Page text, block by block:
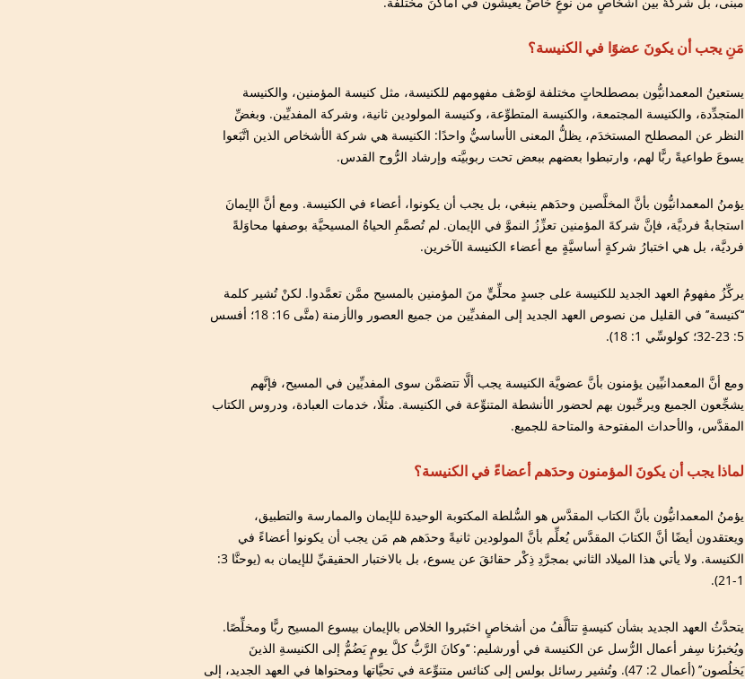
مَنِ يجب أن يكونَ عضوًا في الكنيسة؟
يستعينُ المعمدانيُّون بمصطلحاتٍ مختلفة لوَصْف مفهومهم للكنيسة، مثل كنيسة المؤمنين، والكنيسة
المتجدِّدة، والكنيسة المجتمعة، والكنيسة المتطوِّعة، وكنيسة المولودين ثانية، وشركة المفديِّين. وبغضِّ
النظر عن المصطلح المستخدَم، يظلُّ المعنى الأساسيُّ واحدًا: الكنيسة هي شركة الأشخاص الذين اتَّبَعوا
يسوعَ طواعيةً ربًّا لهم، وارتبطوا بعضهم ببعض تحت ربوبيَّته وإرشاد الرُّوح القدس.
يؤمنُ المعمدانيُّون بأنَّ المخلَّصين وحدَهم ينبغي، بل يجب أن يكونوا، أعضاء في الكنيسة. ومع أنَّ الإيمانَ
استجابةٌ فرديَّة، فإنَّ شركةَ المؤمنين تعزِّزُ النموَّ في الإيمان. لم تُصمَّمِ الحياةُ المسيحيَّة بوصفها محاوَلةً
فرديَّة، بل هي اختبارُ شركةٍ أساسيَّةٍ مع أعضاء الكنيسة الآخرين.
يركِّزُ مفهومُ العهد الجديد للكنيسة على جسدٍ محلِّيٍّ منَ المؤمنين بالمسيح ممَّن تعمَّدوا. لكنْ تُشير كلمة
‘‘كنيسة’’ في القليل من نصوص العهد الجديد إلى المفديِّين من جميع العصور والأزمنة (متَّى 16: 18؛ أفسس
5: 23-32؛ كولوسِّي 1: 18).
ومع أنَّ المعمدانيِّين يؤمنون بأنَّ عضويَّة الكنيسة يجب ألَّا تتضمَّن سوى المفديِّين في المسيح، فإنَّهم
يشجِّعون الجميع ويرحِّبون بهم لحضور الأنشطة المتنوِّعة في الكنيسة. مثلًا، خدمات العبادة، ودروس الكتاب
المقدَّس، والأحداث المفتوحة والمتاحة للجميع.
لماذا يجب أن يكونَ المؤمنون وحدَهم أعضاءً في الكنيسة؟
يؤمنُ المعمدانيُّون بأنَّ الكتاب المقدَّس هو السُّلطة المكتوبة الوحيدة للإيمان والممارسة والتطبيق،
ويعتقدون أيضًا أنَّ الكتابَ المقدَّس يُعلِّم بأنَّ المولودين ثانيةً وحدَهم هم مَن يجب أن يكونوا أعضاءً في
الكنيسة. ولا يأتي هذا الميلاد الثاني بمجرَّدِ ذِكْر حقائقَ عن يسوع، بل بالاختبار الحقيقيِّ للإيمان به (يوحنَّا 3:
1-21).
يتحدَّثُ العهد الجديد بشأن كنيسةٍ تتألَّفُ من أشخاصٍ اختَبروا الخلاص بالإيمان بيسوع المسيح ربًّا ومخلِّصًا.
ويُخبرُنا سِفر أعمال الرُّسل عن الكنيسة في أورشليم: ‘‘وكانَ الرَّبُّ كلَّ يومٍ يَضُمُّ إلى الكنيسةِ الذينَ
يَخلُصون’’ (أعمال 2: 47). وتُشير رسائل بولس إلى كنائس متنوِّعة في تحيَّاتها ومحتواها في العهد الجديد، إلى